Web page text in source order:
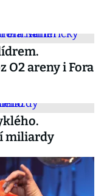
O2 areny i Fora
miliardy